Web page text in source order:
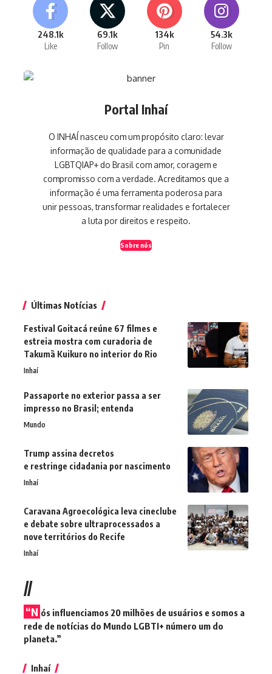
248.1k
Like
69.1k
Follow
134k
Pin
54.3k
Follow
Portal Inhaí
O INHAÍ nasceu com um propósito claro: levar
informação de qualidade para a comunidade
LGBTQIAP+ do Brasil com amor, coragem e
compromisso com a verdade. Acreditamos que a
informação é uma ferramenta poderosa para
unir pessoas, transformar realidades e fortalecer
a luta por direitos e respeito.
Sobre nós
Últimas Notícias
Festival Goitacá reúne 67 filmes e
estreia mostra com curadoria de
Takumã Kuikuro no interior do Rio
Inhaí
Passaporte no exterior passa a ser
impresso no Brasil; entenda
Mundo
Trump assina decretos
e restringe cidadania por nascimento
Inhaí
Caravana Agroecológica leva cineclube
e debate sobre ultraprocessados a
nove territórios do Recife
Inhaí
//
“N ós influenciamos 20 milhões de usuários e somos a
rede de notícias do Mundo LGBTI+ número um do
planeta.”
Inhaí